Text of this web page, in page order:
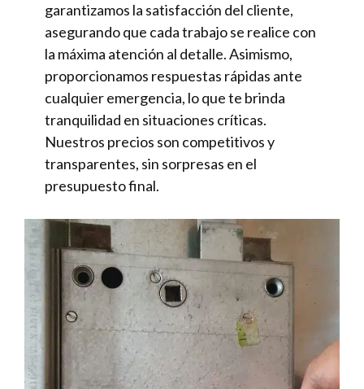
garantizamos la satisfacción del cliente,
asegurando que cada trabajo se realice con
la máxima atención al detalle. Asimismo,
proporcionamos respuestas rápidas ante
cualquier emergencia, lo que te brinda
tranquilidad en situaciones críticas.
Nuestros precios son competitivos y
transparentes, sin sorpresas en el
presupuesto final.